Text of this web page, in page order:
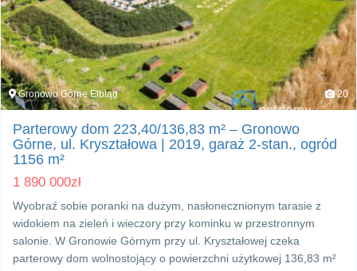
Gronowo Górne Elbląg 20
Parterowy dom 223,40/136,83 m² – Gronowo
Górne, ul. Kryształowa | 2019, garaż 2‑stan., ogród
1156 m²
1 890 000zł
Wyobraź sobie poranki na dużym, nasłonecznionym tarasie z
widokiem na zieleń i wieczory przy kominku w przestronnym
salonie. W Gronowie Górnym przy ul. Kryształowej czeka
parterowy dom wolnostojący o powierzchni użytkowej 136,83 m²